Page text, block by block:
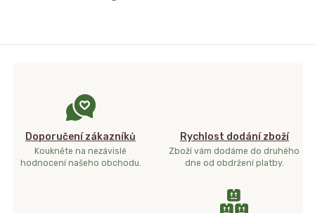
Doporučení zákazníků
Koukněte na nezávislé
hodnocení našeho obchodu.
Rychlost dodání zboží
Zboží vám dodáme do druhého
dne od obdržení platby.